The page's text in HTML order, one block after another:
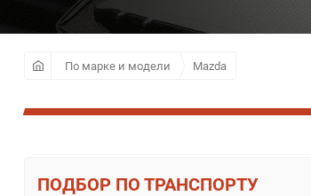
По марке и модели Mazda
ПО ТРАНСПОРТУ